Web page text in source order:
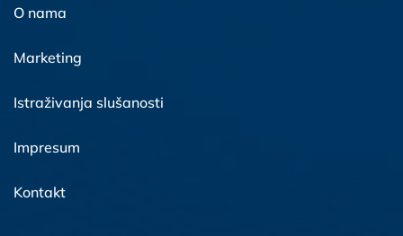
O nama
Marketing
Istraživanja slušanosti
Impresum
Kontakt